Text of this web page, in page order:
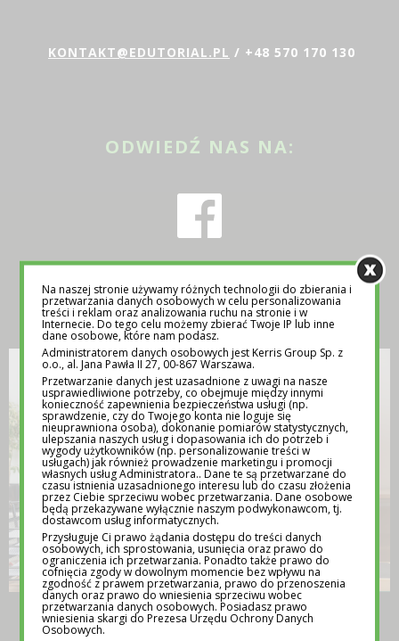
KONTAKT@EDUTORIAL.PL / +48 570 170 130
ODWIEDŹ NAS NA:
INSPIRACJA
TEMATY NA LEKCJE WYCHOWAWCZE –
POMOC DLA NAUCZYCIELI
Na naszej stronie używamy różnych technologii do zbierania i
przetwarzania danych osobowych w celu personalizowania
treści i reklam oraz analizowania ruchu na stronie i w
Internecie. Do tego celu możemy zbierać Twoje IP lub inne
dane osobowe, które nam podasz.
Administratorem danych osobowych jest Kerris Group Sp. z
o.o., al. Jana Pawła II 27, 00-867 Warszawa.
Przetwarzanie danych jest uzasadnione z uwagi na nasze
usprawiedliwione potrzeby, co obejmuje między innymi
konieczność zapewnienia bezpieczeństwa usługi (np.
sprawdzenie, czy do Twojego konta nie loguje się
nieuprawniona osoba), dokonanie pomiarów statystycznych,
ulepszania naszych usług i dopasowania ich do potrzeb i
wygody użytkowników (np. personalizowanie treści w
usługach) jak również prowadzenie marketingu i promocji
własnych usług Administratora.. Dane te są przetwarzane do
czasu istnienia uzasadnionego interesu lub do czasu złożenia
przez Ciebie sprzeciwu wobec przetwarzania. Dane osobowe
będą przekazywane wyłącznie naszym podwykonawcom, tj.
dostawcom usług informatycznych.
Przysługuje Ci prawo żądania dostępu do treści danych
osobowych, ich sprostowania, usunięcia oraz prawo do
ograniczenia ich przetwarzania. Ponadto także prawo do
cofnięcia zgody w dowolnym momencie bez wpływu na
zgodność z prawem przetwarzania, prawo do przenoszenia
danych oraz prawo do wniesienia sprzeciwu wobec
przetwarzania danych osobowych. Posiadasz prawo
wniesienia skargi do Prezesa Urzędu Ochrony Danych
Osobowych.